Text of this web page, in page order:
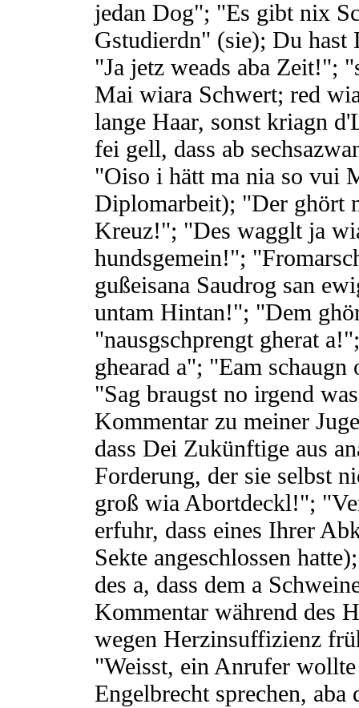
jedan Dog"; "Es gibt nix
Gstudierdn" (sie); Du
"Ja jetz weads aba Zeit!";
Mai wiara Schwert; red
lange Haar, sonst kriagn
fei gell, dass ab
"Oiso i hätt ma nia so vui
Diplomarbeit); "Der ghört
Kreuz!"; "Des wagglt ja
hundsgemein!";
gußeisana Saudrog san
untam Hintan!"; "Dem
"nausgschprengt gherat
ghearad a"; "Eam
"Sag braugst no irgend
Kommentar zu meiner
dass Dei Zukünftige aus
Forderung, der sie selbst
groß wia Abortdeckl!";
erfuhr, dass eines Ihrer
Sekte angeschlossen
des a, dass dem a
Kommentar während des
wegen Herzinsuffizienz
"Weisst, ein Anrufer
Engelbrecht sprechen, aba